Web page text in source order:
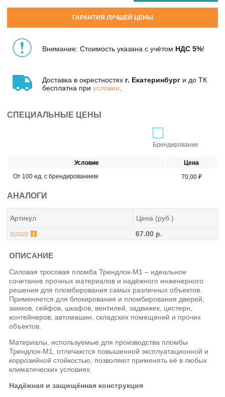
ГАРАНТИЯ ЛУЧШЕЙ ЦЕНЫ
Внимание: Стоимость указана с учётом НДС 5%!
Доставка в окрестностях г. Екатеринбург и до ТК
бесплатна при условии
СПЕЦИАЛЬНЫЕ ЦЕНЫ
Брендирование
Условие
Цена
От 100 ед. с брендированием
70,00 ₽
АНАЛОГИ
Артикул Цена (руб.)
010322 67.00 р.
ОПИСАНИЕ
Силовая тросовая пломба Трендлок-М1 – идеальное
сочетание прочных материалов и надёжного инженерного
решения для пломбирования самых различных объектов.
Применяется для блокирования и пломбирования дверей,
замков, сейфов, шкафов, вентилей, задвижек, цистерн,
контейнеров, автомашин, складских помещений и прочих
объектов.
Материалы, используемые для производства пломбы
Трендлок-М1, отличаются повышенной эксплуатационной и
коррозийной стойкостью, позволяют применять её в любых
климатических условиях.
Надёжная и защищённая конструкция